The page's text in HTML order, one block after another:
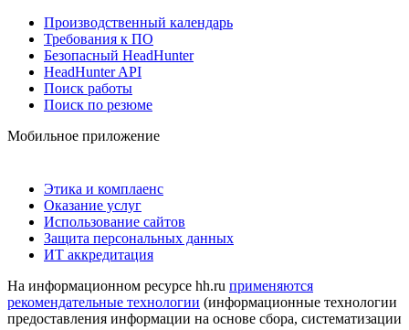
Производственный календарь
Требования к ПО
Безопасный HeadHunter
HeadHunter API
Поиск работы
Поиск по резюме
Мобильное приложение
Этика и комплаенс
Оказание услуг
Использование сайтов
Защита персональных данных
ИТ аккредитация
На информационном ресурсе hh.ru применяются
рекомендательные технологии (информационные технологии
предоставления информации на основе сбора, систематизации